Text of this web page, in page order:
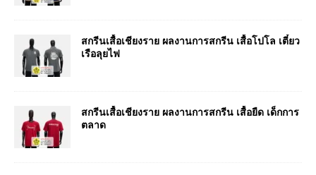
สกรีนเสื้อเชียงราย ผลงานการสกรีน เสื้อโปโล เตี๋ยว
เรือลุยไฟ
สกรีนเสื้อเชียงราย ผลงานการสกรีน เสื้อยืด เด็กการ
ตลาด